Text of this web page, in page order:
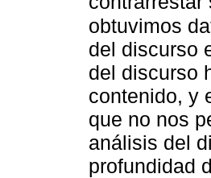
obtuvimos
del discurso
del discurso
contenido, y
que no nos
análisis del
profundidad